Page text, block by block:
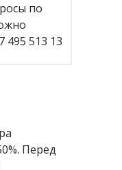
по
495 513 13
Перед